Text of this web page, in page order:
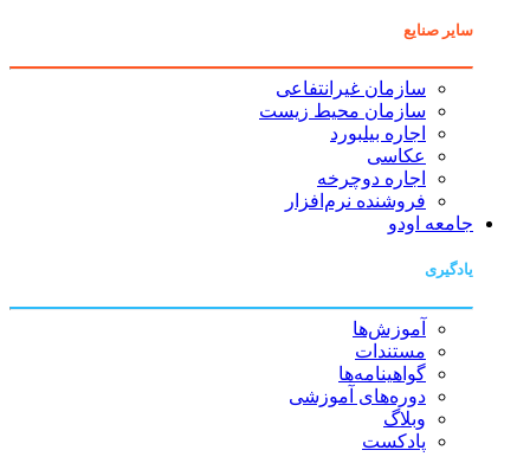
سایر صنایع
سازمان غیرانتفاعی
سازمان محیط زیست
اجاره بیلبورد
عکاسی
اجاره دوچرخه
فروشنده نرم‌افزار
جامعه اودو
یادگیری
آموزش‌ها
مستندات
گواهینامه‌ها
دوره‌های آموزشی
وبلاگ
پادکست